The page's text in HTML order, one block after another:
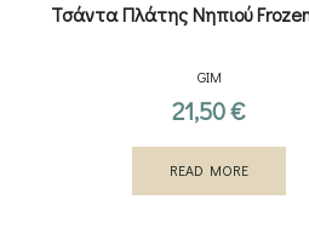
Τσάντα Πλάτης Νηπιού
GIM
21,50€
READ MORE